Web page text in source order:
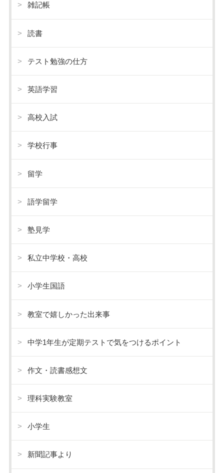
雑記帳
読書
テスト勉強の仕方
英語学習
高校入試
学校行事
留学
語学留学
塾見学
私立中学校・高校
小学生国語
教室で嬉しかった出来事
中学1年生が定期テストで気をつけるポイント
作文・読書感想文
理科実験教室
小学生
新聞記事より